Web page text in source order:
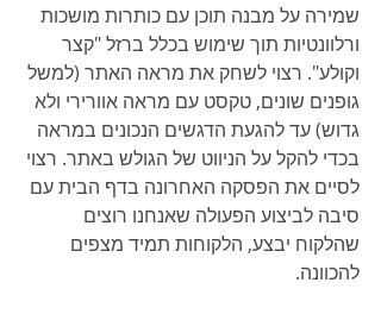
שמירה על מבנה תוכן עם כותרות מושכות
ורלוונטיות תוך שימוש בכלל ברזל "קצר
וקולע". רצוי לשחק את מראה האתר (למשל
גופנים שונים, טקסט עם מראה אוורירי ולא
גדוש) עד להגעת הדגשים הנכונים במראה
בכדי להקל על הניווט של הגולש באתר. רצוי
לסיים את הפסקה האחרונה בדף הבית עם
סיבה לביצוע הפעולה שאנחנו רוצים
שהלקוח יבצע, הלקוחות תמיד מצפים
להכוונה.